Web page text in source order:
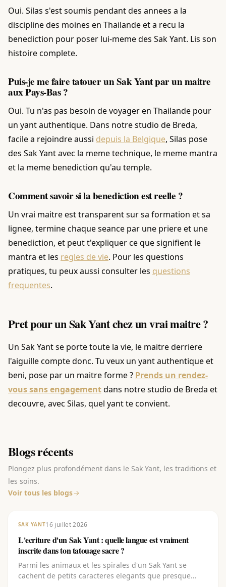
Oui. Silas s'est soumis pendant des annees a la
discipline des moines en Thailande et a recu la
benediction pour poser lui-meme des Sak Yant. Lis son
histoire complete.
Puis-je me faire tatouer un Sak Yant par un maitre
aux Pays-Bas ?
Oui. Tu n'as pas besoin de voyager en Thailande pour
un yant authentique. Dans notre studio de Breda,
facile a rejoindre aussi depuis la Belgique, Silas pose
des Sak Yant avec la meme technique, le meme mantra
et la meme benediction qu'au temple.
Comment savoir si la benediction est reelle ?
Un vrai maitre est transparent sur sa formation et sa
lignee, termine chaque seance par une priere et une
benediction, et peut t'expliquer ce que signifient le
mantra et les regles de vie. Pour les questions
pratiques, tu peux aussi consulter les questions
frequentes.
Pret pour un Sak Yant chez un vrai maitre ?
Un Sak Yant se porte toute la vie, le maitre derriere
l'aiguille compte donc. Tu veux un yant authentique et
beni, pose par un maitre forme ? Prends un rendez-
vous sans engagementdans notre studio de Breda et
decouvre, avec Silas, quel yant te convient.
Blogs récents
Plongez plus profondément dans le Sak Yant, les traditions et
les soins.
Voir tous les blogs
SAK YANT16 juillet 2026
L'ecriture d'un Sak Yant : quelle langue est vraiment
inscrite dans ton tatouage sacre ?
Parmi les animaux et les spirales d'un Sak Yant se
cachent de petits caracteres elegants que presque